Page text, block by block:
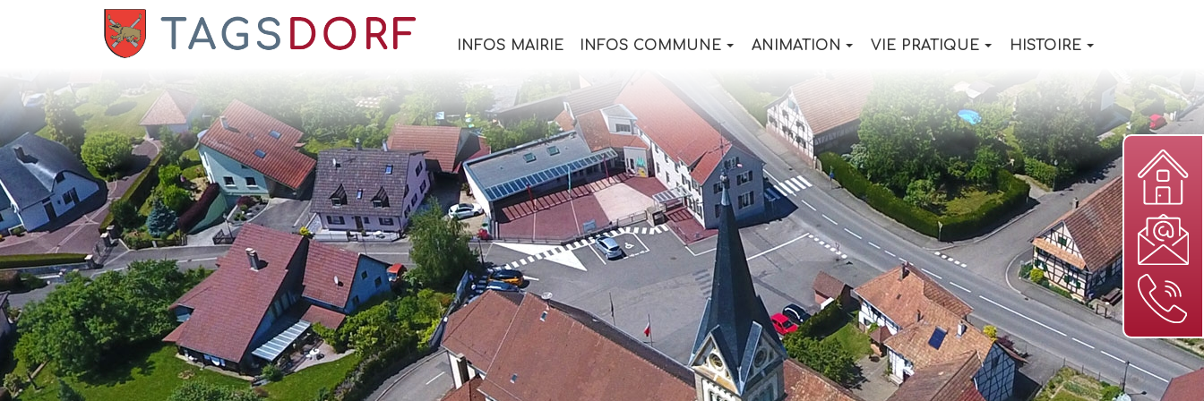
INFOS MAIRIE INFOS COMMUNE ANIMATION VIE PRATIQUE HISTOIRE
Panneau de gestion des cookies